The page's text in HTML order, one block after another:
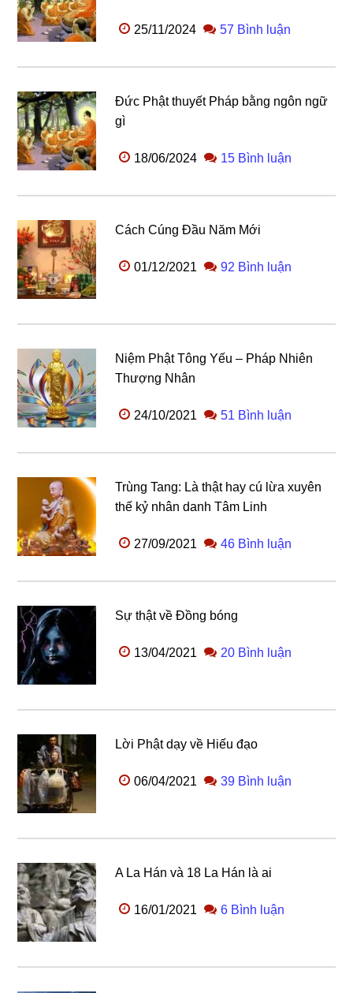
25/11/2024 57 Bình luận
Đức Phật thuyết Pháp bằng ngôn ngữ
gì
18/06/2024 15 Bình luận
Cách Cúng Đầu Năm Mới
01/12/2021 92 Bình luận
Niệm Phật Tông Yếu – Pháp Nhiên
Thượng Nhân
24/10/2021 51 Bình luận
Trùng Tang: Là thật hay cú lừa xuyên
thế kỷ nhân danh Tâm Linh
27/09/2021 46 Bình luận
Sự thật về Đồng bóng
13/04/2021 20 Bình luận
Lời Phật dạy về Hiếu đạo
06/04/2021 39 Bình luận
A La Hán và 18 La Hán là ai
16/01/2021 6 Bình luận